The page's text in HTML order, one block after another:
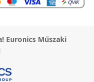
Euronics Műszaki